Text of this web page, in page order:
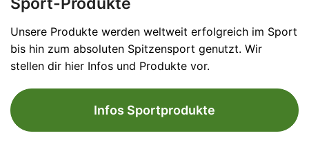
Unsere Produkte werden weltweit erfolgreich im Sport
bis hin zum absoluten Spitzensport genutzt. Wir
stellen dir hier Infos und Produkte vor.
Infos Sportprodukte